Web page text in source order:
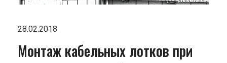
28.02.2018
Монтаж кабельных лотков при